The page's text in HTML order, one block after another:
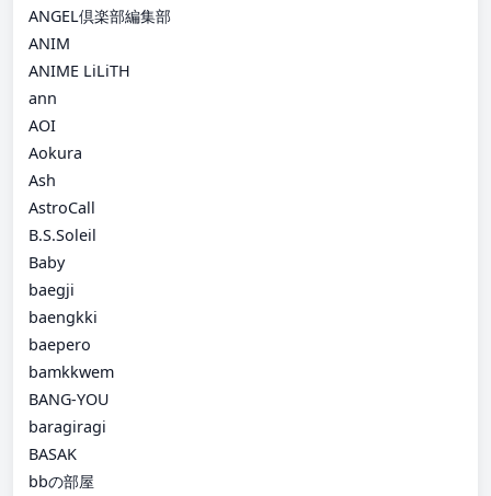
ANGEL倶楽部編集部
ANIM
ANIME LiLiTH
ann
AOI
Aokura
Ash
AstroCall
B.S.Soleil
Baby
baegji
baengkki
baepero
bamkkwem
BANG-YOU
baragiragi
BASAK
bbの部屋